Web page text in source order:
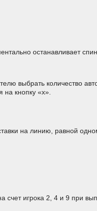
останавливает спин.
выбрать количество
кнопку «х».
на линию, равной
игрока 2, 4 и 9 при